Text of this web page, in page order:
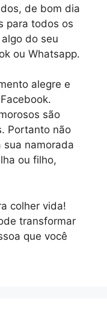
de bom dia
para todos os
do seu
ou Whatsapp.
alegre e
são
Portanto não
sua namorada
ou filho,
colher vida!
transformar
que você